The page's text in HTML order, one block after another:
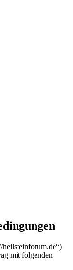
mit folgenden